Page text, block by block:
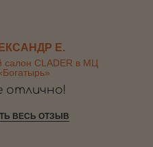
Е.
салон CLADER в МЦ
отлично!
ВЕСЬ ОТЗЫВ